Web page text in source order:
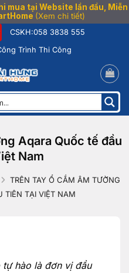
mua tại Website lần đầu, Miễn
(Xem chi tiết)
CSKH:058 3838 555
Trình Thi Công
Aqara Quốc tế đầu
Nam
TRÊN TAY Ổ CẮM ÂM TƯỜNG
TIÊN TẠI VIỆT NAM
tự hào là đơn vị đầu